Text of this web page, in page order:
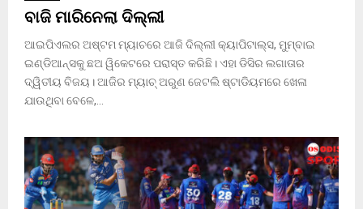
ବାଜି ମାରିନେଲା ଦିଲ୍ଲୀ
ଆଇପିଏଲର ଅଷ୍ଟମ ମ୍ୟାଚରେ ଆଜି ଦିଲ୍ଲୀ କ୍ୟାପିଟାଲ୍ସ, ମୁମ୍ବାଇ
ଇଣ୍ଡିଆନ୍ସକୁ ଛଅ ୱିକେଟରେ ପରାସ୍ତ କରିଛି। ଏହା ଡିସିର ଲଗାତାର
ଦ୍ୱିତୀୟ ବିଜୟ। ଆଜିର ମ୍ୟାଚ୍ ଅରୁଣ ଜେଟଲି ଷ୍ଟାଡିୟମରେ ଖେଳା
ଯାଉଥିବା ବେଳେ,...